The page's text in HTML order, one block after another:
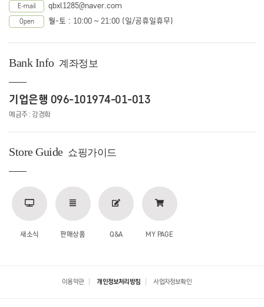
E-mail qbxl1285@naver.com
Open 월-토 : 10:00 ~ 21:00 (일/공휴일휴무)
Bank Info 계좌정보
기업은행 096-101974-01-013
예금주 : 강경화
Store Guide 쇼핑가이드
새소식 판매상품 Q&A MY PAGE
이용약관 개인정보처리방침 사업자정보확인